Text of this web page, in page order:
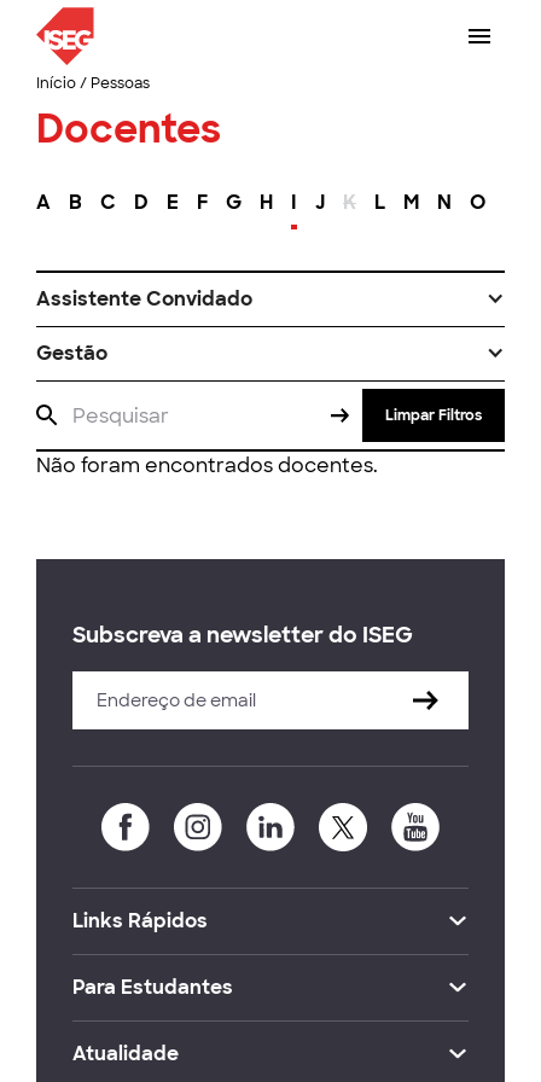
Início/ Pessoas
Docentes
A B C D E F G H I J K L M N O
Assistente Convidado
Gestão
Limpar Filtros
Não foram encontrados docentes.
Subscreva a newsletter do ISEG
Links Rápidos
Para Estudantes
Atualidade